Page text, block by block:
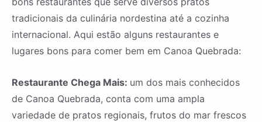
tradicionais da culinária nordestina até a cozinha
internacional. Aqui estão alguns restaurantes e
lugares bons para comer bem em Canoa Quebrada:
Restaurante Chega Mais: um dos mais conhecidos
de Canoa Quebrada, conta com uma ampla
variedade de pratos regionais, frutos do mar frescos